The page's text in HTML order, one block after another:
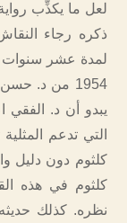
لعل ما يكذِّب
ذكره رجاء
لمدة عشر
1954 من د.
يبدو أن د.
التي تدعم
كلثوم دون دليل
كلثوم في هذه
نظره. كذلك